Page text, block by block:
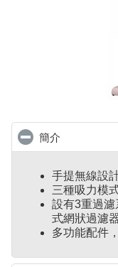
簡介
手提無線設
三種吸力模
設有3重過
式網狀過濾
多功能配件